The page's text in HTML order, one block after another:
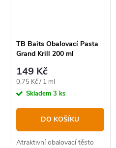
TB Baits Obalovací Pasta
Grand Krill 200 ml
149 Kč
Měrná
cena:
0,75 Kč / 1 ml
Skladem 3 ks
DO KOŠÍKU
Atraktivní obalovací těsto